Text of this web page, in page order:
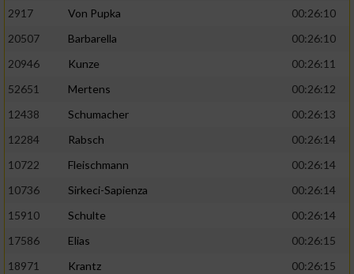
2917
Von Pupka
00:26:10
20507
Barbarella
00:26:10
20946
Kunze
00:26:11
52651
Mertens
00:26:12
12438
Schumacher
00:26:13
12284
Rabsch
00:26:14
10722
Fleischmann
00:26:14
10736
Sirkeci-Sapienza
00:26:14
15910
Schulte
00:26:14
17586
Elias
00:26:15
18971
Krantz
00:26:15